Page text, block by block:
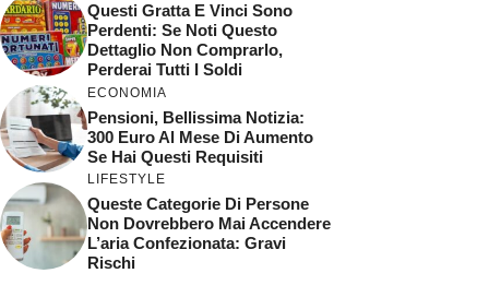
Questi Gratta E Vinci Sono
Perdenti: Se Noti Questo
Dettaglio Non Comprarlo,
Perderai Tutti I Soldi
ECONOMIA
Pensioni, Bellissima Notizia:
300 Euro Al Mese Di Aumento
Se Hai Questi Requisiti
LIFESTYLE
Queste Categorie Di Persone
Non Dovrebbero Mai Accendere
L’aria Confezionata: Gravi
Rischi